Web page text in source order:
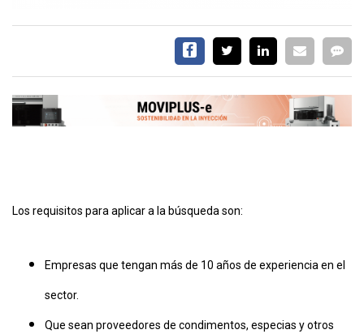
PREMIO
CONTÁCTENOS
Los requisitos para aplicar a la búsqueda son:
Empresas que tengan más de 10 años de experiencia en el
sector.
Que sean proveedores de condimentos, especias y otros